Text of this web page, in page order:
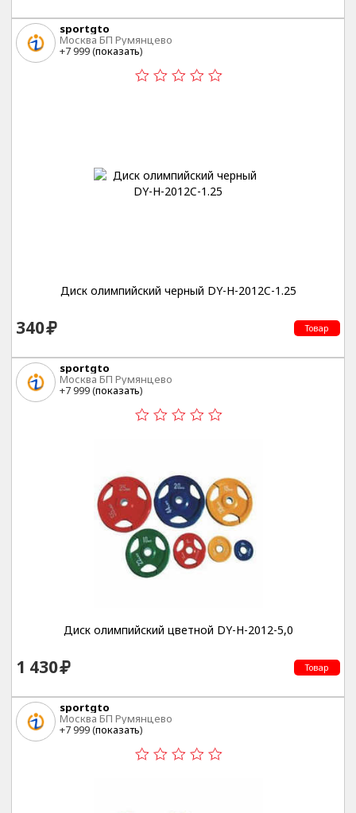
sportgto
Москва БП Румянцево
+7 999 (показать)
Диск олимпийский черный DY-H-2012C-1.25
340 Товар
sportgto
Москва БП Румянцево
+7 999 (показать)
Диск олимпийский цветной DY-H-2012-5,0
1 430 Товар
sportgto
Москва БП Румянцево
+7 999 (показать)